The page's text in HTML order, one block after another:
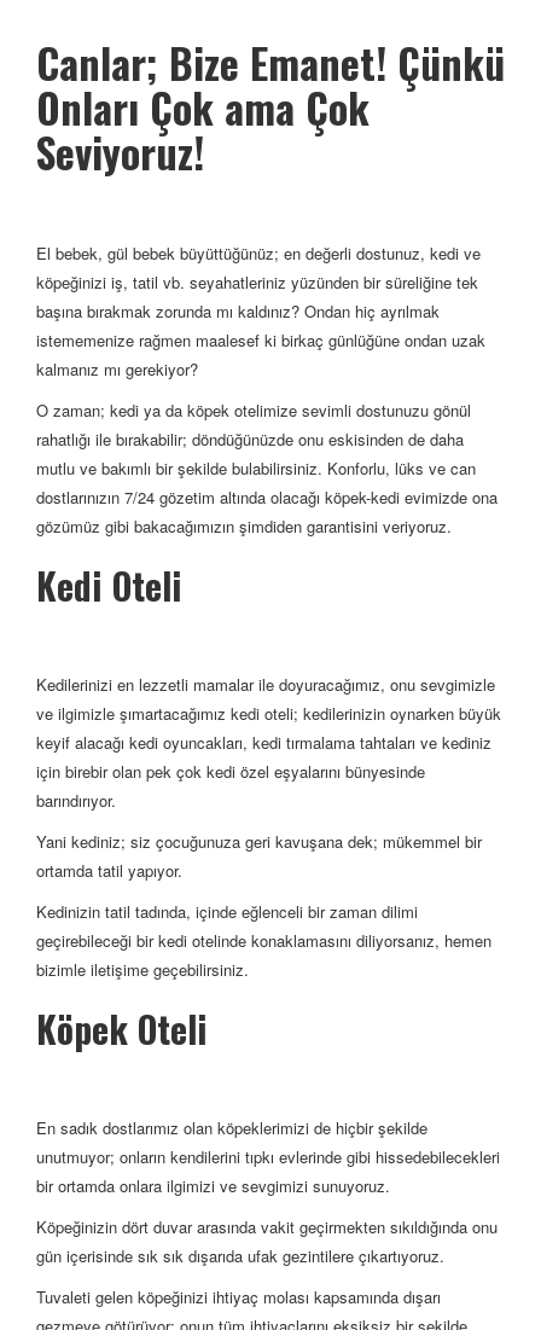
Canlar; Bize Emanet! Çünkü
Onları Çok ama Çok
Seviyoruz!
El bebek, gül bebek büyüttüğünüz; en değerli dostunuz, kedi ve
köpeğinizi iş, tatil vb. seyahatleriniz yüzünden bir süreliğine tek
başına bırakmak zorunda mı kaldınız? Ondan hiç ayrılmak
istememenize rağmen maalesef ki birkaç günlüğüne ondan uzak
kalmanız mı gerekiyor?
O zaman; kedi ya da köpek otelimize sevimli dostunuzu gönül
rahatlığı ile bırakabilir; döndüğünüzde onu eskisinden de daha
mutlu ve bakımlı bir şekilde bulabilirsiniz. Konforlu, lüks ve can
dostlarınızın 7/24 gözetim altında olacağı köpek-kedi evimizde ona
gözümüz gibi bakacağımızın şimdiden garantisini veriyoruz.
Kedi Oteli
Kedilerinizi en lezzetli mamalar ile doyuracağımız, onu sevgimizle
ve ilgimizle şımartacağımız kedi oteli; kedilerinizin oynarken büyük
keyif alacağı kedi oyuncakları, kedi tırmalama tahtaları ve kediniz
için birebir olan pek çok kedi özel eşyalarını bünyesinde
barındırıyor.
Yani kediniz; siz çocuğunuza geri kavuşana dek; mükemmel bir
ortamda tatil yapıyor.
Kedinizin tatil tadında, içinde eğlenceli bir zaman dilimi
geçirebileceği bir kedi otelinde konaklamasını diliyorsanız, hemen
bizimle iletişime geçebilirsiniz.
Köpek Oteli
En sadık dostlarımız olan köpeklerimizi de hiçbir şekilde
unutmuyor; onların kendilerini tıpkı evlerinde gibi hissedebilecekleri
bir ortamda onlara ilgimizi ve sevgimizi sunuyoruz.
Köpeğinizin dört duvar arasında vakit geçirmekten sıkıldığında onu
gün içerisinde sık sık dışarıda ufak gezintilere çıkartıyoruz.
Tuvaleti gelen köpeğinizi ihtiyaç molası kapsamında dışarı